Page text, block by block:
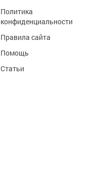
Политика
конфиденциальности
Правила сайта
Помощь
Статьи